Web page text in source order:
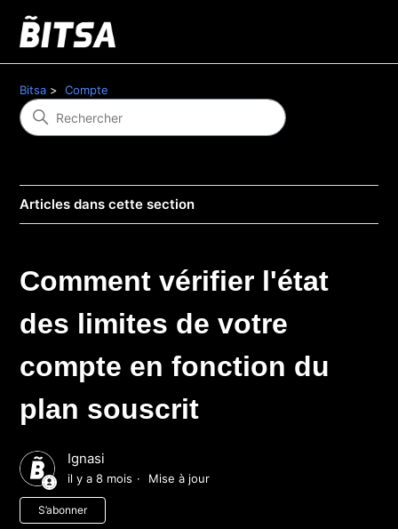
Bitsa Compte
Articles dans cette section
Comment vérifier l'état
des limites de votre
compte en fonction du
plan souscrit
Ignasi
il y a 8 mois Mise à jour
S’abonner